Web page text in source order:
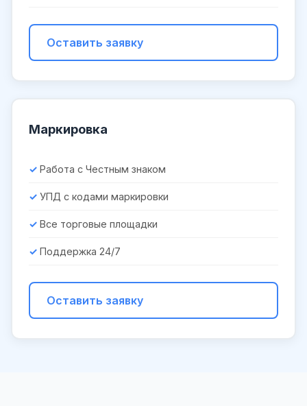
Оставить заявку
Маркировка
Работа с Честным знаком
УПД с кодами маркировки
Все торговые площадки
Поддержка 24/7
Оставить заявку